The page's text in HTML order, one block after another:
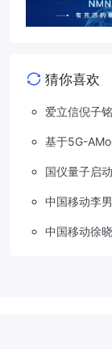
猜你喜欢
爱立信倪子
基于5G-
国仪量子启
中国移动李
中国移动徐